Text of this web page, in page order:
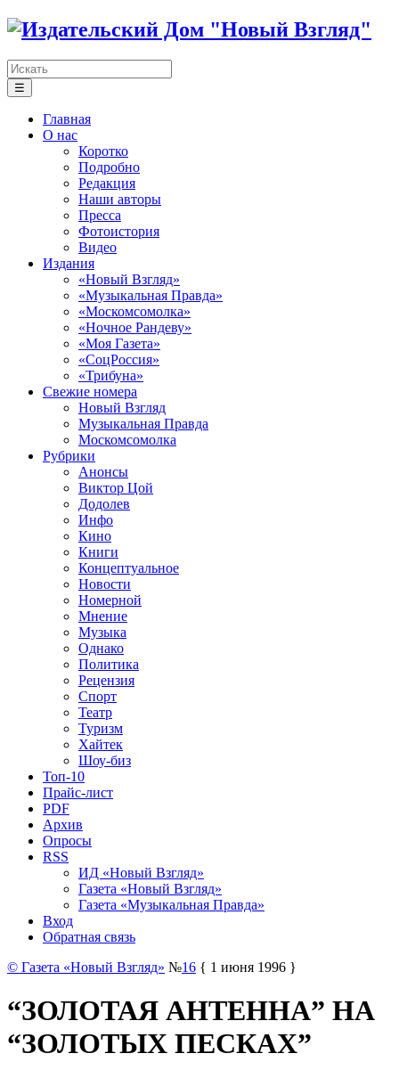
☰
Главная
О нас
Коротко
Подробно
Редакция
Наши авторы
Пресса
Фотоистория
Видео
Издания
«Новый Взгляд»
«Музыкальная Правда»
«Москомсомолка»
«Ночное Рандеву»
«Моя Газета»
«СоцРоссия»
«Трибуна»
Свежие номера
Новый Взгляд
Музыкальная Правда
Москомсомолка
Рубрики
Анонсы
Виктор Цой
Додолев
Инфо
Кино
Книги
Концептуальное
Новости
Номерной
Мнение
Музыка
Однако
Политика
Рецензия
Спорт
Театр
Туризм
Хайтек
Шоу-биз
Топ-10
Прайс-лист
PDF
Архив
Опросы
RSS
ИД «Новый Взгляд»
Газета «Новый Взгляд»
Газета «Музыкальная Правда»
Вход
Обратная связь
© Газета «Новый Взгляд» №16 { 1 июня 1996 }
“ЗОЛОТАЯ АНТЕННА” НА
“ЗОЛОТЫХ ПЕСКАХ”